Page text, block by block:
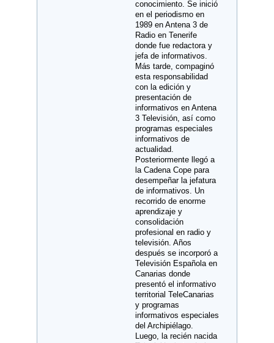
conocimiento. Se inició
en el periodismo en
1989 en Antena 3 de
Radio en Tenerife
donde fue redactora y
jefa de informativos.
Más tarde, compaginó
esta responsabilidad
con la edición y
presentación de
informativos en Antena
3 Televisión, así como
programas especiales
informativos de
actualidad.
Posteriormente llegó a
la Cadena Cope para
desempeñar la jefatura
de informativos. Un
recorrido de enorme
aprendizaje y
consolidación
profesional en radio y
televisión. Años
después se incorporó a
Televisión Española en
Canarias donde
presentó el informativo
territorial TeleCanarias
y programas
informativos especiales
del Archipiélago.
Luego, la recién nacida